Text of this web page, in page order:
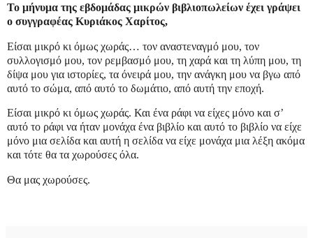
Το μήνυμα της εβδομάδας μικρών βιβλιοπωλείων έχει γράψει
ο συγγραφέας Κυριάκος Χαρίτος,
Είσαι μικρό κι όμως χωράς… τον αναστεναγμό μου, τον
συλλογισμό μου, τον ρεμβασμό μου, τη χαρά και τη λύπη μου, τη
δίψα μου για ιστορίες, τα όνειρά μου, την ανάγκη μου να βγω από
αυτό το σώμα, από αυτό το δωμάτιο, από αυτή την εποχή.
Είσαι μικρό κι όμως χωράς. Και ένα ράφι να είχες μόνο και σ’
αυτό το ράφι να ήταν μονάχα ένα βιβλίο και αυτό το βιβλίο να είχε
μόνο μια σελίδα και αυτή η σελίδα να είχε μονάχα μια λέξη ακόμα
και τότε θα τα χωρούσες όλα.
Θα μας χωρούσες.